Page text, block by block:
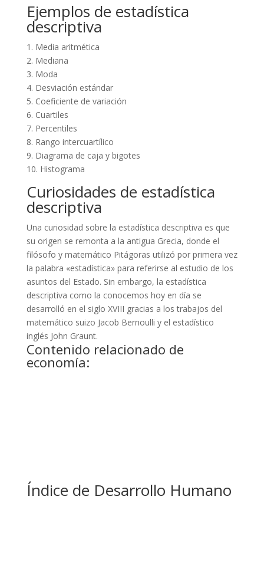
Ejemplos de estadística
descriptiva
1. Media aritmética
2. Mediana
3. Moda
4. Desviación estándar
5. Coeficiente de variación
6. Cuartiles
7. Percentiles
8. Rango intercuartílico
9. Diagrama de caja y bigotes
10. Histograma
Curiosidades de estadística
descriptiva
Una curiosidad sobre la estadística descriptiva es que
su origen se remonta a la antigua Grecia, donde el
filósofo y matemático Pitágoras utilizó por primera vez
la palabra «estadística» para referirse al estudio de los
asuntos del Estado. Sin embargo, la estadística
descriptiva como la conocemos hoy en día se
desarrolló en el siglo XVIII gracias a los trabajos del
matemático suizo Jacob Bernoulli y el estadístico
inglés John Graunt.
Contenido relacionado de
economía:
Índice de Desarrollo Humano